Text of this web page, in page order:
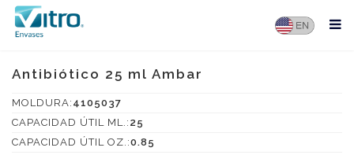
Antibiótico 25 ml Ambar
MOLDURA: 4105037
CAPACIDAD ÚTIL ML.: 25
CAPACIDAD ÚTIL OZ.:0.85